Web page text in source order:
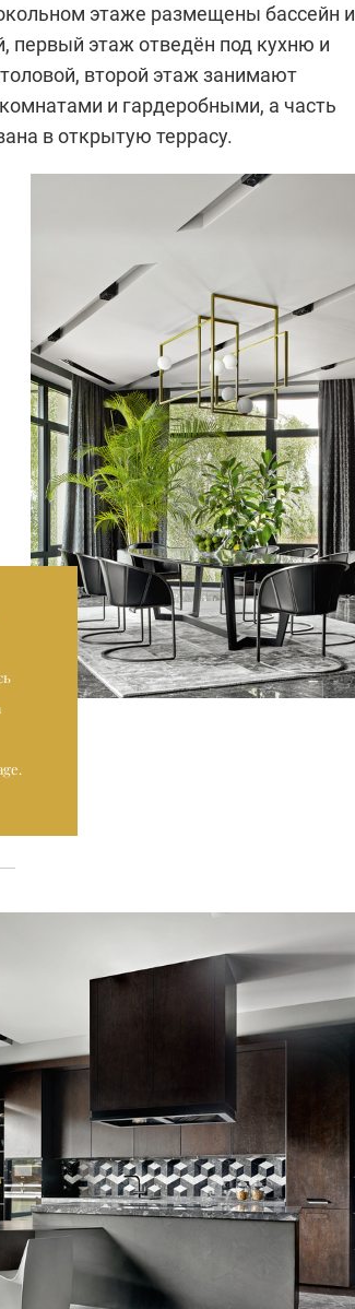
этаже размещены бассейн и
первый этаж отведён под кухню и
второй этаж занимают
и гардеробными, а часть
в открытую террасу.